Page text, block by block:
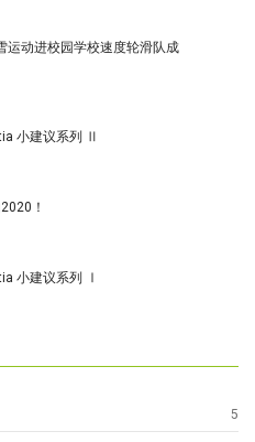
运动进校园学校速度轮滑队成
小建议系列 Ⅱ
！
小建议系列 Ⅰ
5